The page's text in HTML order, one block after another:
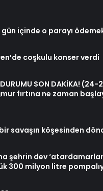
içinde o parayı
coşkulu konser verdi
SON DAKİKA! (24-
fırtına ne zaman
savaşın köşesinden
şehrin dev
300 milyon litre